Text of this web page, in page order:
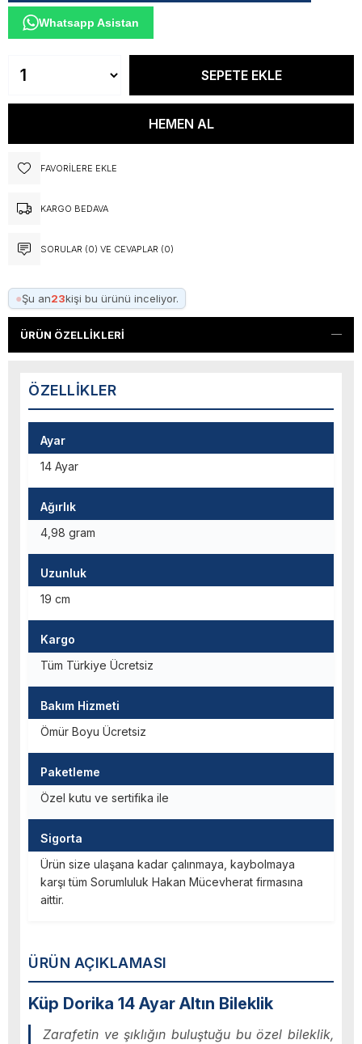
Whatsapp Asistan
FAVORILERE EKLE
KARGO BEDAVA
SORULAR (0) VE CEVAPLAR (0)
●Şu an23kişi bu ürünü inceliyor.
ÜRÜN ÖZELLIKLERI
ÜRÜN AÇIKLAMASI
Küp Dorika 14 Ayar Altın Bileklik
Zarafetin ve şıklığın buluştuğu bu özel bileklik,
ÖZELLIKLER
Ayar
14 Ayar
Ağırlık
4,98 gram
Uzunluk
19 cm
Kargo
Tüm Türkiye Ücretsiz
Bakım Hizmeti
Ömür Boyu Ücretsiz
Paketleme
Özel kutu ve sertifika ile
Sigorta
Ürün size ulaşana kadar çalınmaya, kaybolmaya
karşı tüm Sorumluluk Hakan Mücevherat firmasına
aittir.